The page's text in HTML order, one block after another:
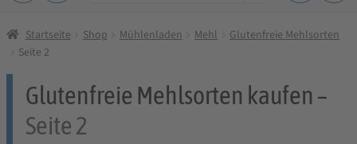
Startseite Shop Mühlenladen Mehl
Glutenfreie Mehlsorten
Seite 2
Glutenfreie Mehlsorten kaufen –
Seite 2